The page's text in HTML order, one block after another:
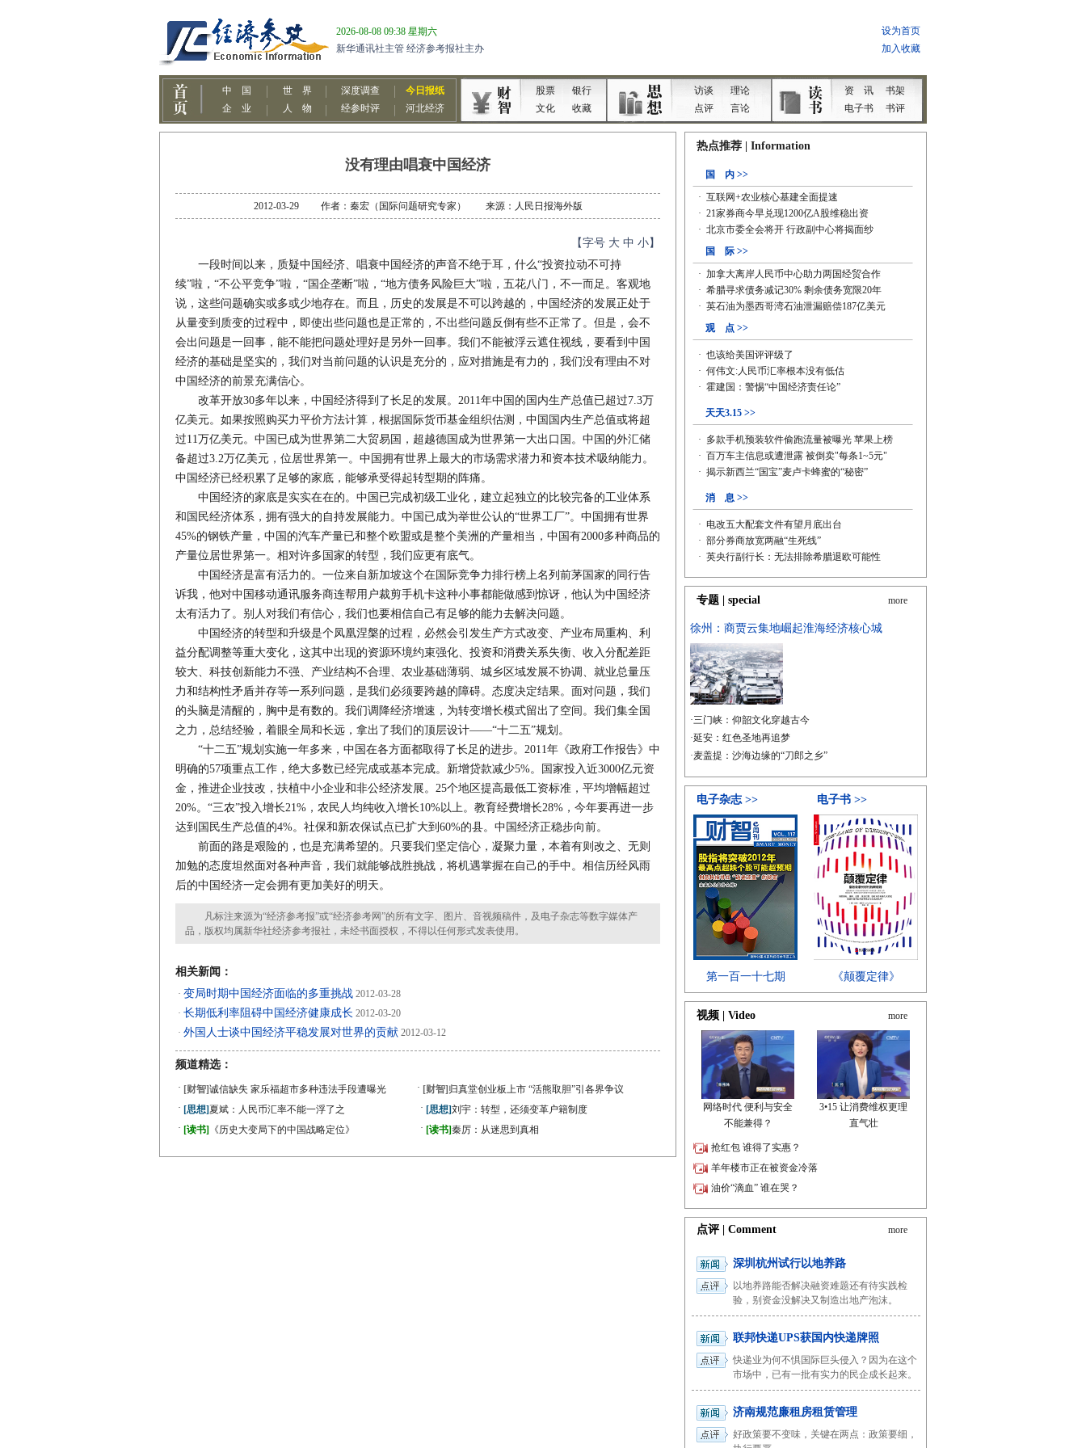
没有理由唱衰中国经济
2012-03-29 作者：秦宏（国际问题研究专家） 来源：人民日报海外版
【字号 大 中 小】
一段时间以来，质疑中国经济、唱衰中国经济的声音不绝于耳，什么“投资拉动不可持
续”啦，“不公平竞争”啦，“国企垄断”啦，“地方债务风险巨大”啦，五花八门，不一而足。客观地
说，这些问题确实或多或少地存在。而且，历史的发展是不可以跨越的，中国经济的发展正处于
从量变到质变的过程中，即使出些问题也是正常的，不出些问题反倒有些不正常了。但是，会不
会出问题是一回事，能不能把问题处理好是另外一回事。我们不能被浮云遮住视线，要看到中国
经济的基础是坚实的，我们对当前问题的认识是充分的，应对措施是有力的，我们没有理由不对
中国经济的前景充满信心。
改革开放30多年以来，中国经济得到了长足的发展。2011年中国的国内生产总值已超过7.3万
亿美元。如果按照购买力平价方法计算，根据国际货币基金组织估测，中国国内生产总值或将超
过11万亿美元。中国已成为世界第二大贸易国，超越德国成为世界第一大出口国。中国的外汇储
备超过3.2万亿美元，位居世界第一。中国拥有世界上最大的市场需求潜力和资本技术吸纳能力。
中国经济已经积累了足够的家底，能够承受得起转型期的阵痛。
中国经济的家底是实实在在的。中国已完成初级工业化，建立起独立的比较完备的工业体系
和国民经济体系，拥有强大的自持发展能力。中国已成为举世公认的“世界工厂”。中国拥有世界
45%的钢铁产量，中国的汽车产量已和整个欧盟或是整个美洲的产量相当，中国有2000多种商品的
产量位居世界第一。相对许多国家的转型，我们应更有底气。
中国经济是富有活力的。一位来自新加坡这个在国际竞争力排行榜上名列前茅国家的同行告
诉我，他对中国移动通讯服务商连帮用户裁剪手机卡这种小事都能做感到惊讶，他认为中国经济
太有活力了。别人对我们有信心，我们也要相信自己有足够的能力去解决问题。
中国经济的转型和升级是个凤凰涅槃的过程，必然会引发生产方式改变、产业布局重构、利
益分配调整等重大变化，这其中出现的资源环境约束强化、投资和消费关系失衡、收入分配差距
较大、科技创新能力不强、产业结构不合理、农业基础薄弱、城乡区域发展不协调、就业总量压
力和结构性矛盾并存等一系列问题，是我们必须要跨越的障碍。态度决定结果。面对问题，我们
的头脑是清醒的，胸中是有数的。我们调降经济增速，为转变增长模式留出了空间。我们集全国
之力，总结经验，着眼全局和长远，拿出了我们的顶层设计——“十二五”规划。
“十二五”规划实施一年多来，中国在各方面都取得了长足的进步。2011年《政府工作报告》中
明确的57项重点工作，绝大多数已经完成或基本完成。新增贷款减少5%。国家投入近3000亿元资
金，推进企业技改，扶植中小企业和非公经济发展。25个地区提高最低工资标准，平均增幅超过
20%。“三农”投入增长21%，农民人均纯收入增长10%以上。教育经费增长28%，今年要再进一步
达到国民生产总值的4%。社保和新农保试点已扩大到60%的县。中国经济正稳步向前。
前面的路是艰险的，也是充满希望的。只要我们坚定信心，凝聚力量，本着有则改之、无则
加勉的态度坦然面对各种声音，我们就能够战胜挑战，将机遇掌握在自己的手中。相信历经风雨
后的中国经济一定会拥有更加美好的明天。
凡标注来源为“经济参考报”或“经济参考网”的所有文字、图片、音视频稿件，及电子杂志等数字媒体产
品，版权均属新华社经济参考报社，未经书面授权，不得以任何形式发表使用。
相关新闻：
· 变局时期中国经济面临的多重挑战 2012-03-28
· 长期低利率阻碍中国经济健康成长 2012-03-20
· 外国人士谈中国经济平稳发展对世界的贡献 2012-03-12
频道精选：
· [财智]诚信缺失 家乐福超市多种违法手段遭曝光 · [财智] 归真堂创业板上市 “活熊取胆”引各界争议
· [思想]夏斌：人民币汇率不能一浮了之 · [思想]刘宇：转型，还须变革户籍制度
· [读书] 《历史大变局下的中国战略定位》 · [读书]秦厉：从迷思到真相